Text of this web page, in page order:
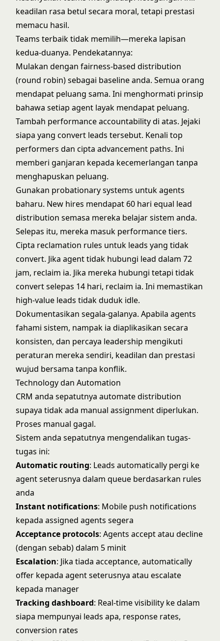
keadilan rasa betul secara moral, tetapi prestasi
memacu hasil.
Teams terbaik tidak memilih—mereka lapisan
kedua-duanya. Pendekatannya:
Mulakan dengan fairness-based distribution
(round robin) sebagai baseline anda. Semua orang
mendapat peluang sama. Ini menghormati prinsip
bahawa setiap agent layak mendapat peluang.
Tambah performance accountability di atas. Jejaki
siapa yang convert leads tersebut. Kenali top
performers dan cipta advancement paths. Ini
memberi ganjaran kepada kecemerlangan tanpa
menghapuskan peluang.
Gunakan probationary systems untuk agents
baharu. New hires mendapat 60 hari equal lead
distribution semasa mereka belajar sistem anda.
Selepas itu, mereka masuk performance tiers.
Cipta reclamation rules untuk leads yang tidak
convert. Jika agent tidak hubungi lead dalam 72
jam, reclaim ia. Jika mereka hubungi tetapi tidak
convert selepas 14 hari, reclaim ia. Ini memastikan
high-value leads tidak duduk idle.
Dokumentasikan segala-galanya. Apabila agents
fahami sistem, nampak ia diaplikasikan secara
konsisten, dan percaya leadership mengikuti
peraturan mereka sendiri, keadilan dan prestasi
wujud bersama tanpa konflik.
Technology dan Automation
CRM anda sepatutnya automate distribution
supaya tidak ada manual assignment diperlukan.
Proses manual gagal.
Sistem anda sepatutnya mengendalikan tugas-
tugas ini:
Automatic routing: Leads automatically pergi ke
agent seterusnya dalam queue berdasarkan rules
anda
Instant notifications: Mobile push notifications
kepada assigned agents segera
Acceptance protocols: Agents accept atau decline
(dengan sebab) dalam 5 minit
Escalation: Jika tiada acceptance, automatically
offer kepada agent seterusnya atau escalate
kepada manager
Tracking dashboard: Real-time visibility ke dalam
siapa mempunyai leads apa, response rates,
conversion rates